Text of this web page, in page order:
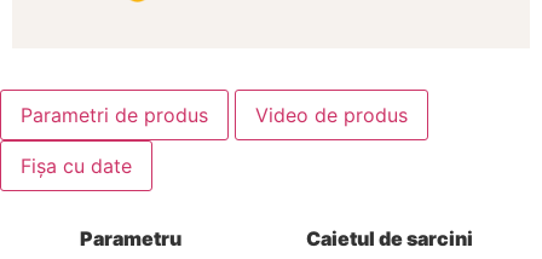
Parametri de produs Video de produs
Fișa cu date
Parametru
Caietul de sarcini